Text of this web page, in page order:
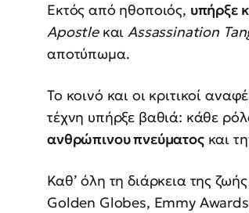
Εκτός από ηθοποιός, υπήρξε
ApostleκαιAssassination
αποτύπωμα.
Το κοινό και οι κριτικοί
τέχνη υπήρξε βαθιά: κάθε
ανθρώπινου πνεύματοςκαι
Καθ’ όλη τη διάρκεια της
Golden Globes, Emmy Awards,